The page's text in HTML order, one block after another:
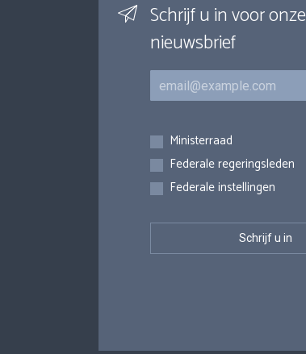
Schrijf u in voor onze
nieuwsbrief
E-mail
Inschrijvingen
Ministerraad
Federale regeringsleden
Federale instellingen